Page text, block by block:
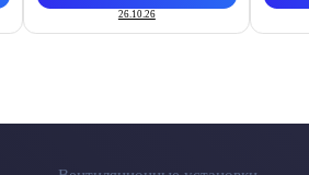
26.10.26